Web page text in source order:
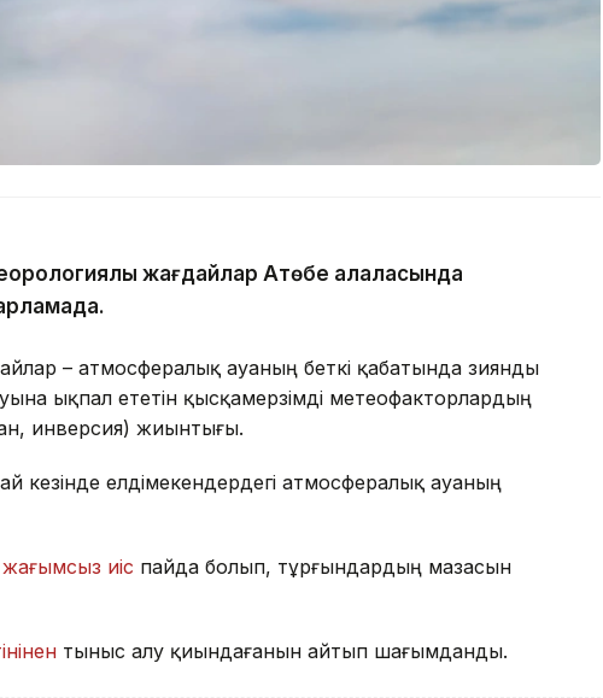
жағдайлар Ақтөбе қалаласында
– атмосфералық ауаның беткі қабатында зиянды
ықпал ететін қысқамерзімді метеофакторлардың
инверсия) жиынтығы.
кезінде елдімекендердегі атмосфералық ауаның
жағымсыз иіс пайда болып, тұрғындардың мазасын
тыныс алу қиындағанын айтып шағымданды.